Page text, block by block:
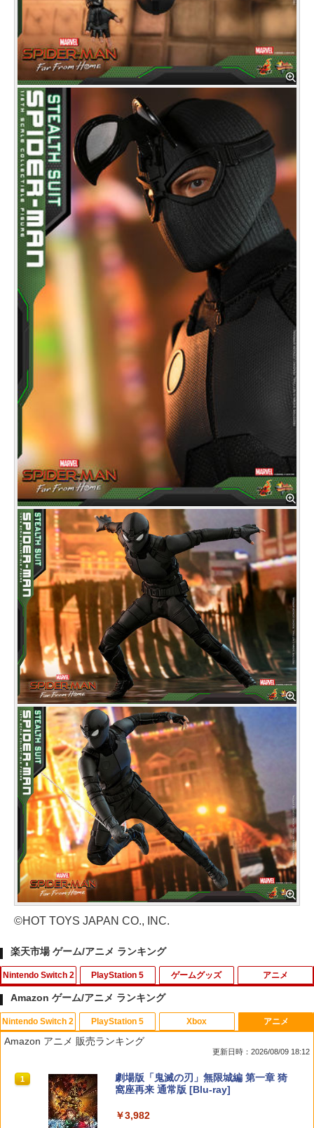
©HOT TOYS JAPAN CO., INC.
楽天市場 ゲーム/アニメ ランキング
Nintendo Switch 2
1
【楽天ブックス限定特典】ドンキーコン
グ バナンザ(「スーパーマリオ」ステッ
￥7,902
PlayStation 5
1
【中古】PS5ドラゴンクエストVII Rei
magined
ゲームグッズ
1
【中古】ぼくとシムのまち リゾートに元
気をとりもどそう! (特典無し)
Switch2 ケース 即納 スイッチ2 Nintend
アニメ
1
デザート・ローズ 砂の薔薇 雪の黙示録
【Blu-ray】 [ 新谷かおる ]
Amazon ゲーム/アニメ ランキング
Nintendo Switch 2
1
スプラトゥーン レイダース|オンライン
コード版
￥5,832
PlayStation 5
1
PlayStation 5 デジタル・エディション
日本語専用 Console Language: Japan
Xbox
1
【純正品】Xbox ワイヤレス コントロー
ラー + USB-C® ケーブル
￥8,300
アニメ
Amazon アニメ 販売ランキング
更新日時：2026/08/09 18:12
1
劇場版「鬼滅の刃」無限城編 第一章 猗
窩座再来 通常版 [Blu-ray]
￥3,982